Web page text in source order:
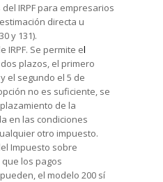
IRPF para empresarios
directa u
y 131).
IRPF. Se permite el
plazos, el primero
el segundo el 5 de
no es suficiente, se
de la
en las condiciones
otro impuesto.
Impuesto sobre
los pagos
el modelo 200 sí